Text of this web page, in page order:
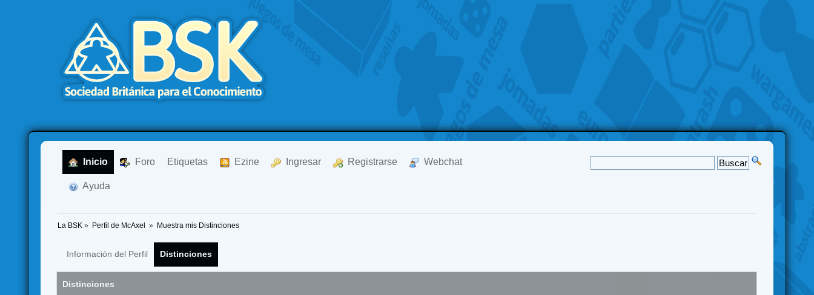
Inicio Foro Etiquetas Ezine Ingresar Registrarse Webchat
Ayuda
La BSK » Perfil de McAxel » Muestra mis Distinciones
Información del Perfil Distinciones
Distinciones